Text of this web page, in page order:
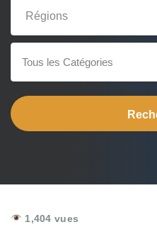
Tous les Catégories
1,404 vues